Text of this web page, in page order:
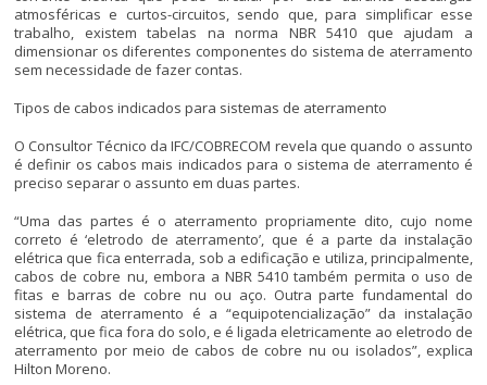
atmosféricas e curtos-circuitos, sendo que, para simplificar esse
trabalho, existem tabelas na norma NBR 5410 que ajudam a
dimensionar os diferentes componentes do sistema de aterramento
sem necessidade de fazer contas.
Tipos de cabos indicados para sistemas de aterramento
O Consultor Técnico da IFC/COBRECOM revela que quando o assunto
é definir os cabos mais indicados para o sistema de aterramento é
preciso separar o assunto em duas partes.
“Uma das partes é o aterramento propriamente dito, cujo nome
correto é ‘eletrodo de aterramento’, que é a parte da instalação
elétrica que fica enterrada, sob a edificação e utiliza, principalmente,
cabos de cobre nu, embora a NBR 5410 também permita o uso de
fitas e barras de cobre nu ou aço. Outra parte fundamental do
sistema de aterramento é a “equipotencialização” da instalação
elétrica, que fica fora do solo, e é ligada eletricamente ao eletrodo de
aterramento por meio de cabos de cobre nu ou isolados”, explica
Hilton Moreno.